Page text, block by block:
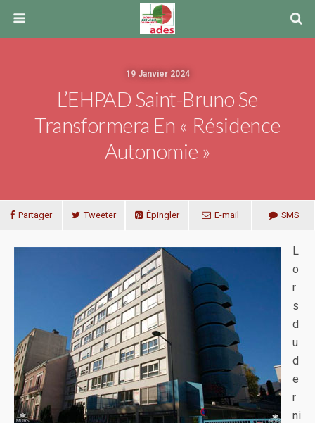
19 Janvier 2024
L’EHPAD Saint-Bruno Se
Transformera En « Résidence
Autonomie »
Partager Tweeter Épingler E-mail SMS
L
o
r
s
d
u
d
e
r
ni